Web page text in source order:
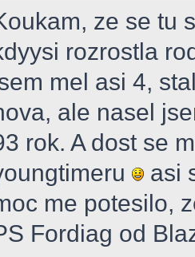
ze se tu
rozrostla
mel asi 4,
ale nasel
rok. A dost se
asi
me potesilo,
Fordiag od